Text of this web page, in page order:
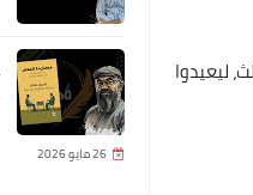
ليعيدوا
26 مايو 2026